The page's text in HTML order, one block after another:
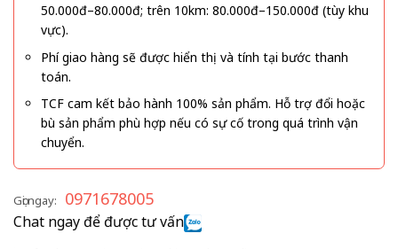
50.000đ–80.000đ; trên 10km: 80.000đ–150.000đ (tùy khu
vực).
Phí giao hàng sẽ được hiển thị và tính tại bước thanh
toán.
TCF cam kết bảo hành 100% sản phẩm. Hỗ trợ đổi hoặc
bù sản phẩm phù hợp nếu có sự cố trong quá trình vận
chuyển.
Gọi ngay: 0971678005
Chat ngay để được tư vấn